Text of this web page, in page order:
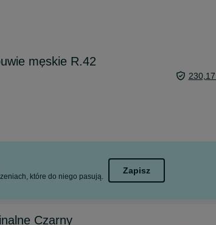
męskie R.42
które do niego pasują.
Zapisz
Czarny